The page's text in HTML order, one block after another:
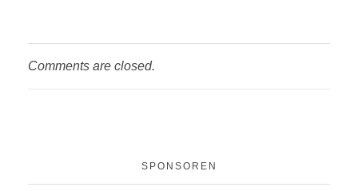
Comments are closed.
SPONSOREN